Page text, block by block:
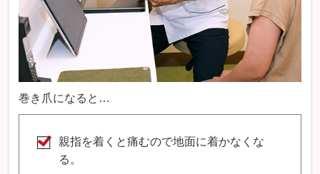
巻き爪になると…
親指を着くと痛むので地面に着かなくな
る。